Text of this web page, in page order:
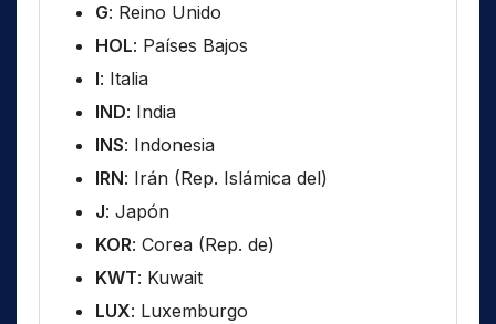
G: Reino Unido
HOL: Países Bajos
I: Italia
IND: India
INS: Indonesia
IRN: Irán (Rep. Islámica del)
J: Japón
KOR: Corea (Rep. de)
KWT: Kuwait
LUX: Luxemburgo